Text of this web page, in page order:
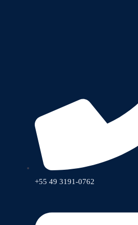
+55 49 3191-0762